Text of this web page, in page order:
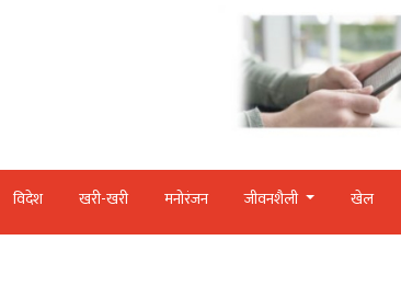
विदेश खरी-खरी मनोरंजन जीवनशैली खेल